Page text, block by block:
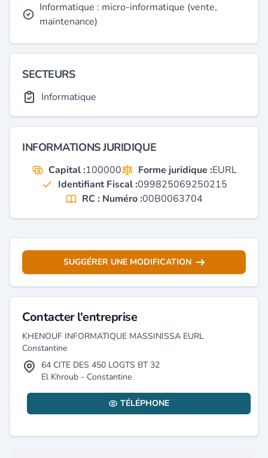
Informatique : micro-informatique (vente,
maintenance)
SECTEURS
Informatique
INFORMATIONS JURIDIQUE
Capital :100000 Forme juridique :EURL
Identifiant Fiscal :099825069250215
RC : Numéro :00B0063704
SUGGÉRER UNE MODIFICATION
Contacter l'entreprise
KHENOUF INFORMATIQUE MASSINISSA EURL
Constantine
64 CITE DES 450 LOGTS BT 32
El Khroub - Constantine
TÉLÉPHONE